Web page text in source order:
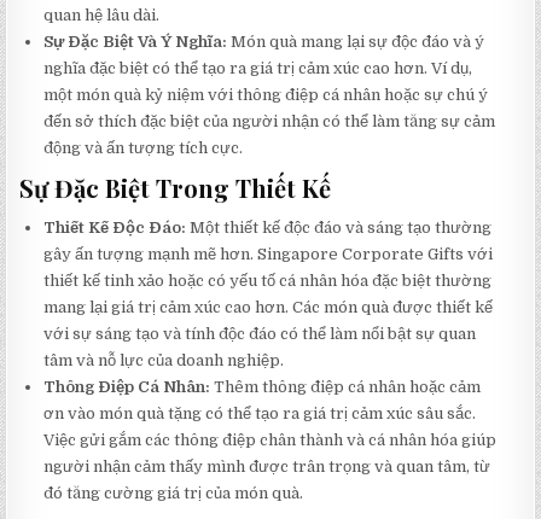
quan hệ lâu dài.
Sự Đặc Biệt Và Ý Nghĩa: Món quà mang lại sự độc đáo và ý
nghĩa đặc biệt có thể tạo ra giá trị cảm xúc cao hơn. Ví dụ,
một món quà kỷ niệm với thông điệp cá nhân hoặc sự chú ý
đến sở thích đặc biệt của người nhận có thể làm tăng sự cảm
động và ấn tượng tích cực.
Sự Đặc Biệt Trong Thiết Kế
Thiết Kế Độc Đáo: Một thiết kế độc đáo và sáng tạo thường
gây ấn tượng mạnh mẽ hơn. Singapore Corporate Gifts với
thiết kế tinh xảo hoặc có yếu tố cá nhân hóa đặc biệt thường
mang lại giá trị cảm xúc cao hơn. Các món quà được thiết kế
với sự sáng tạo và tính độc đáo có thể làm nổi bật sự quan
tâm và nỗ lực của doanh nghiệp.
Thông Điệp Cá Nhân: Thêm thông điệp cá nhân hoặc cảm
ơn vào món quà tặng có thể tạo ra giá trị cảm xúc sâu sắc.
Việc gửi gắm các thông điệp chân thành và cá nhân hóa giúp
người nhận cảm thấy mình được trân trọng và quan tâm, từ
đó tăng cường giá trị của món quà.